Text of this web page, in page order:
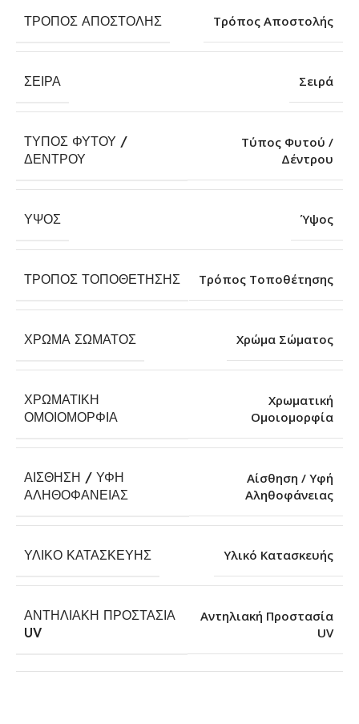
ΤΡΌΠΟΣ ΑΠΟΣΤΟΛΉΣ Τρόπος Αποστολής
ΣΕΙΡΆ Σειρά
ΤΎΠΟΣ ΦΥΤΟΎ /
ΔΈΝΤΡΟΥ
Τύπος Φυτού /
Δέντρου
ΎΨΟΣ Ύψος
ΤΡΌΠΟΣ ΤΟΠΟΘΈΤΗΣΗΣ Τρόπος Τοποθέτησης
ΧΡΏΜΑ ΣΏΜΑΤΟΣ Χρώμα Σώματος
ΧΡΩΜΑΤΙΚΉ
ΟΜΟΙΟΜΟΡΦΊΑ
Χρωματική
Ομοιομορφία
ΑΊΣΘΗΣΗ / ΥΦΉ
ΑΛΗΘΟΦΆΝΕΙΑΣ
Αίσθηση / Υφή
Αληθοφάνειας
ΥΛΙΚΌ ΚΑΤΑΣΚΕΥΉΣ Υλικό Κατασκευής
ΑΝΤΗΛΙΑΚΉ ΠΡΟΣΤΑΣΊΑ
UV
Αντηλιακή Προστασία
UV